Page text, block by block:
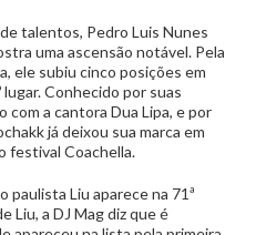
talentos, Pedro Luis Nunes
uma ascensão notável. Pela
ele subiu cinco posições em
Conhecido por suas
com a cantora Dua Lipa, e por
já deixou sua marca em
festival Coachella.
paulista Liu aparece na 71ª
Liu, a DJ Mag diz que é